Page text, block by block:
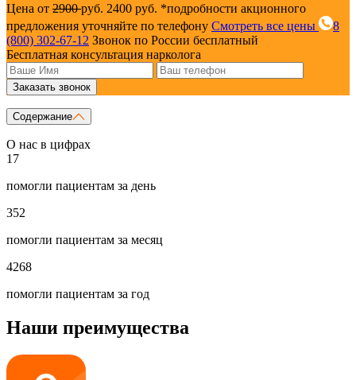
Цена от 2900руб. 2400 руб. *подробности акционного
предложения уточняйте по телефону Смотреть все цены
8
(800) 302-67-12 Звонок по России бесплатный
Бесплатная консультация нарколога
Заказать звонок
Содержание
О нас в цифрах
17
помогли пациентам за день
352
помогли пациентам за месяц
4268
помогли пациентам за год
Наши преимущества